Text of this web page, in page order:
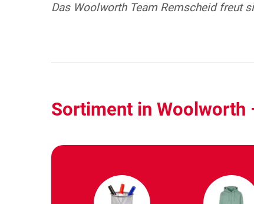
Das Woolworth Team Remscheidfreut
Sortiment in Woolworth